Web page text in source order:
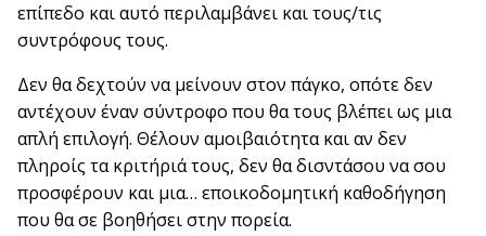
επίπεδο και αυτό περιλαμβάνει και τους/τις
συντρόφους τους.
Δεν θα δεχτούν να μείνουν στον πάγκο, οπότε δεν
αντέχουν έναν σύντροφο που θα τους βλέπει ως μια
απλή επιλογή. Θέλουν αμοιβαιότητα και αν δεν
πληροίς τα κριτήριά τους, δεν θα δισντάσου να σου
προσφέρουν και μια… εποικοδομητική καθοδήγηση
που θα σε βοηθήσει στην πορεία.